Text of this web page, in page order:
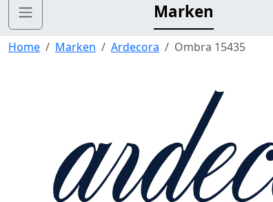
Marken
Home Marken Ardecora Ombra 15435